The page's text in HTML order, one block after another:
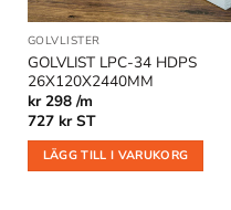
GOLVLISTER
GOLVLIST LPC-34 HDPS
26X120X2440MM
kr 298 /m
727 kr ST
LÄGG TILL I VARUKORG